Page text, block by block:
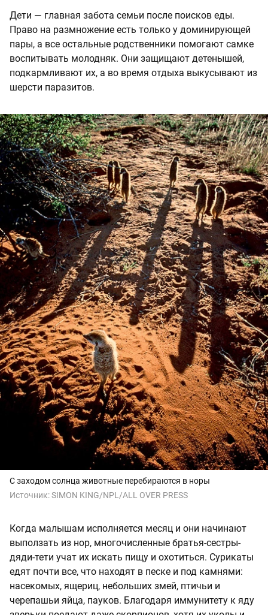
Дети — главная забота семьи после поисков еды.
Право на размножение есть только у доминирующей
пары, а все остальные родственники помогают самке
воспитывать молодняк. Они защищают детенышей,
подкармливают их, а во время отдыха выкусывают из
шерсти паразитов.
С заходом солнца животные перебираются в норы
Источник:SIMON KING/NPL/ALL OVER PRESS
Когда малышам исполняется месяц и они начинают
выползать из нор, многочисленные братья-сестры-
дяди-тети учат их искать пищу и охотиться. Сурикаты
едят почти все, что находят в песке и под камнями:
насекомых, ящериц, небольших змей, птичьи и
черепашьи яйца, пауков. Благодаря иммунитету к яду